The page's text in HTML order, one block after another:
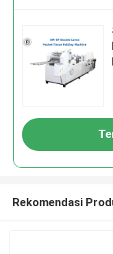
Rekomendasi